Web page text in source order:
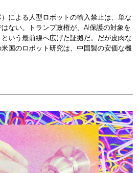
による人型ロボットの輸入禁止は、単な
ない。トランプ政権が、AI保護の対象を
いう最前線へ広げた証拠だ。だが皮肉な
国のロボット研究は、中国製の安価な機